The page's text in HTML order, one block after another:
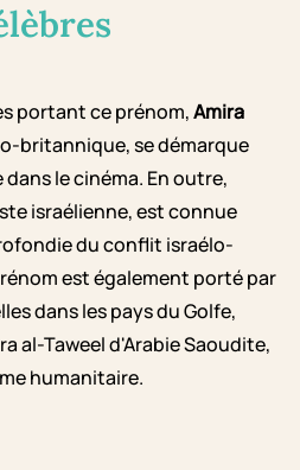
portant ce prénom,Amira
britannique, se démarque
le cinéma. En outre,
israélienne, est connue
du conflit israélo-
est également porté par
dans les pays du Golfe,
al-Taweel d'Arabie Saoudite,
humanitaire.